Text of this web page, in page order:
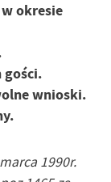
okresie
gości.
wnioski.
1990r.